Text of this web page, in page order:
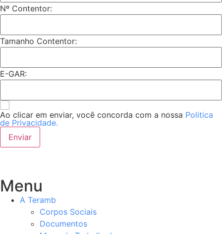
Nº Contentor:
Tamanho Contentor:
E-GAR:
Ao clicar em enviar, você concorda com a nossa Politica
de Privacidade.
Enviar
Menu
A Teramb
Corpos Sociais
Documentos